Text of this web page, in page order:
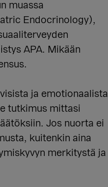
muassa
Endocrinology),
APA. Mikään
ja emotionaalista
tutkimus mittasi
Jos nuorta ei
kuitenkin aina
merkitystä ja